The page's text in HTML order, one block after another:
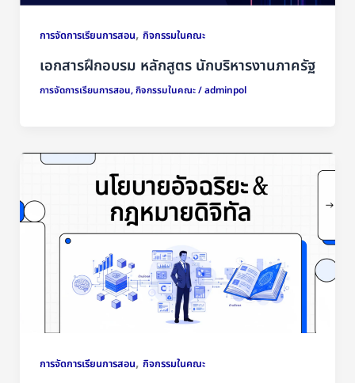
การจัดการเรียนการสอน, กิจกรรมในคณะ
เอกสารฝึกอบรม หลักสูตร นักบริหารงานภาครัฐ
การจัดการเรียนการสอน,กิจกรรมในคณะ/adminpol
การจัดการเรียนการสอน, กิจกรรมในคณะ